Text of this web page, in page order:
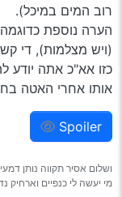
רוב המים במיכל).
(ויש מצלמות), די
כזו אא"כ אתה יודע
אותו אחרי האטה
Spoiler
ושלום אסיר תקווה נותן
מי יעשה לי כנפיים וארחיק